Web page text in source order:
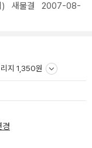
) 새물결 2007-08-
지 1,350원
경